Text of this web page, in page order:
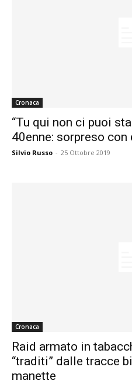
Cronaca
“Tu qui non ci puoi
40enne: sorpreso con
Silvio Russo - 25 Ottobre 2019
Cronaca
Raid armato in
“traditi” dalle tracce
manette